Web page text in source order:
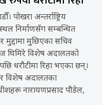
पोखरा अन्तर्राष्ट्रिय
निर्माणसँग सम्बन्धित
मुद्दामा मुछिएका सचिव
घिमिरे विशेष अदालतको
धरौटीमा रिहा भएका छन्।
विशेष अदालतका
नारायणप्रसाद पौडेल,